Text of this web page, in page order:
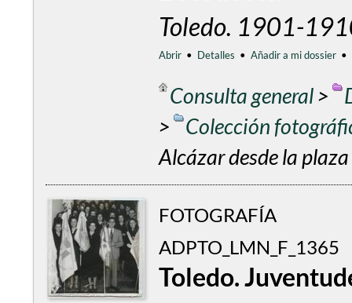
Toledo. 1901-
Abrir • Detalles • Añadir a mi dossier •
Consulta general>
>
Colección
Alcázar desde la
FOTOGRAFÍA
ADPTO_LMN_F_1365
Toledo.